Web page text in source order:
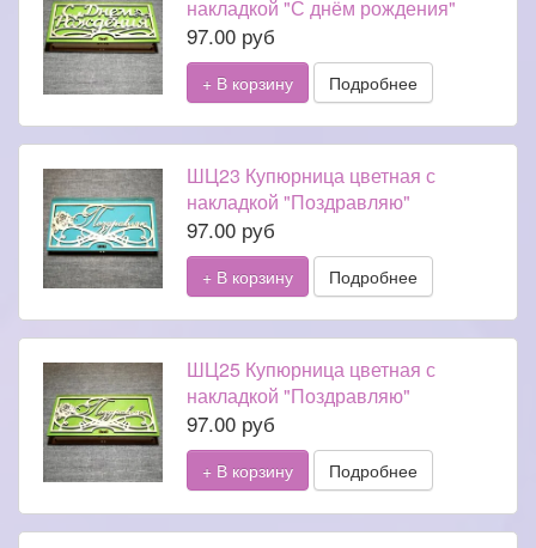
накладкой "С днём рождения"
97.00 руб
+ В корзину Подробнее
ШЦ23 Купюрница цветная с
накладкой "Поздравляю"
97.00 руб
+ В корзину Подробнее
ШЦ25 Купюрница цветная с
накладкой "Поздравляю"
97.00 руб
+ В корзину Подробнее